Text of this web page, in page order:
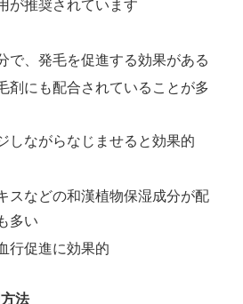
が推奨されています
で、発毛を促進する効果がある
剤にも配合されていることが多
しながらなじませると効果的
スなどの和漢植物保湿成分が配
多い
行促進に効果的
法